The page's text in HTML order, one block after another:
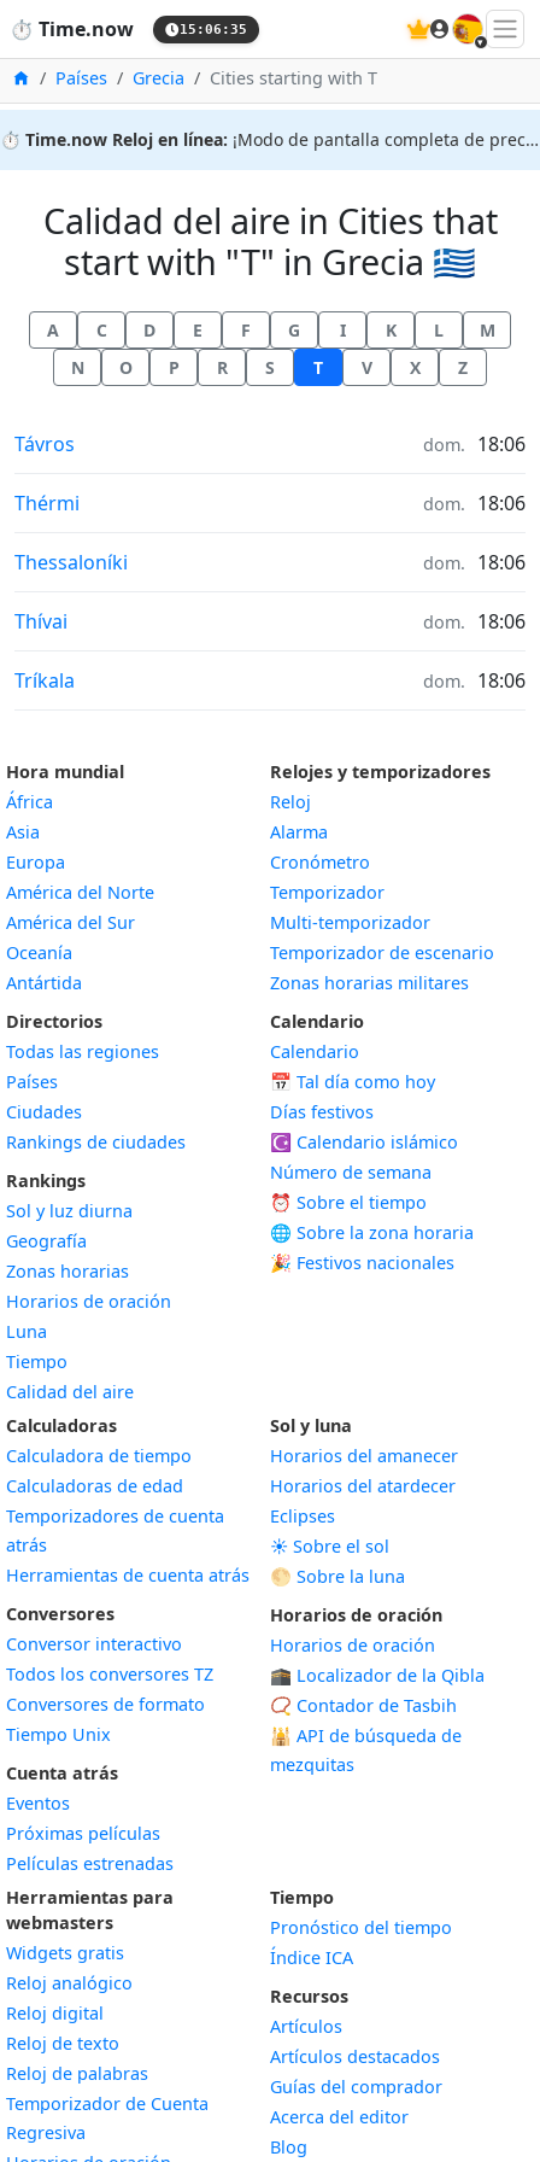
⏱️ Time.now 15:06:36 🇪🇸
InicioPaíses Grecia Cities starting with T
⏱️ Time.now Reloj en línea: ¡Modo de pantalla completa de precisión!
Calidad del aire in Cities that
start with "T" in Grecia 🇬🇷
A C D E F G I K L
M
N
O P R S T V X Z
Calidad del aire in
Távros dom. 18:06
Calidad del aire in
Thérmi dom. 18:06
Calidad del aire in
Thessaloníki dom. 18:06
Calidad del aire in
Thívai dom. 18:06
Calidad del aire in
Tríkala dom. 18:06
Hora mundial
África
Asia
Europa
América del Norte
América del Sur
Oceanía
Antártida
Directorios
Todas las regiones
Países
Ciudades
Rankings de ciudades
Rankings
Sol y luz diurna
Geografía
Zonas horarias
Horarios de oración
Luna
Tiempo
Calidad del aire
Relojes y temporizadores
Reloj
Alarma
Cronómetro
Temporizador
Multi-temporizador
Temporizador de escenario
Zonas horarias militares
Calendario
Calendario
📅 Tal día como hoy
Días festivos
☪️ Calendario islámico
Número de semana
⏰ Sobre el tiempo
🌐 Sobre la zona horaria
🎉 Festivos nacionales
Calculadoras
Calculadora de tiempo
Calculadoras de edad
Temporizadores de cuenta
atrás
Herramientas de cuenta atrás
Conversores
Conversor interactivo
Todos los conversores TZ
Conversores de formato
Tiempo Unix
Cuenta atrás
Eventos
Próximas películas
Películas estrenadas
Sol y luna
Horarios del amanecer
Horarios del atardecer
Eclipses
☀️ Sobre el sol
🌕 Sobre la luna
Horarios de oración
Horarios de oración
🕋 Localizador de la Qibla
📿 Contador de Tasbih
🕌 API de búsqueda de
mezquitas
Herramientas para
webmasters
Widgets gratis
Reloj analógico
Reloj digital
Reloj de texto
Reloj de palabras
Temporizador de Cuenta
Regresiva
Tiempo
Pronóstico del tiempo
Índice ICA
Recursos
Artículos
Artículos destacados
Guías del comprador
Acerca del editor
Blog